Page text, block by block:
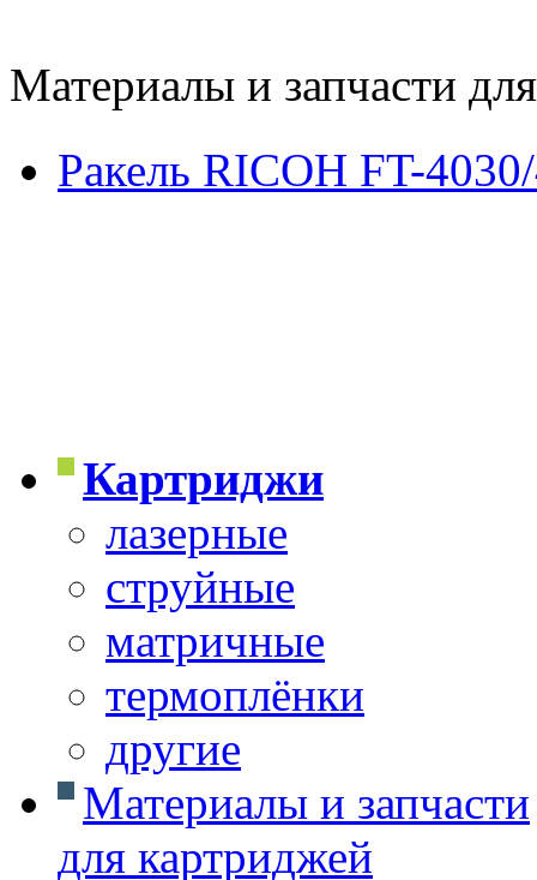
Материалы и запчасти
Ракель RICOH FT-
Картриджи
лазерные
струйные
матричные
термоплёнки
другие
Материалы и запчасти
для картриджей